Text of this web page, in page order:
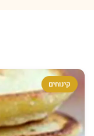
קינוחים